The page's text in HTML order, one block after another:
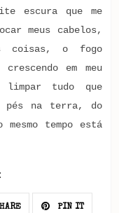
escura que me
meus cabelos,
coisas, o fogo
em meu
tudo que
pés na terra, do
tempo está
PIN IT